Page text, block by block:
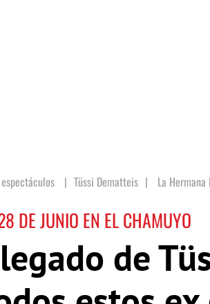
Tüssi Dematteis | La
DE JUNIO EN EL CHAMUYO
de